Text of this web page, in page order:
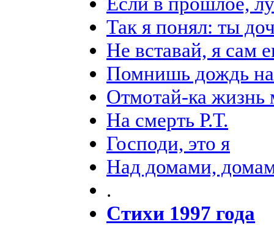
Так я понял: ты
Не вставай, я сам
Помнишь дождь
Отмотай-ка жизнь
На смерть Р.Т.
Господи, это я
Над домами,
.
Стихи 1997 года